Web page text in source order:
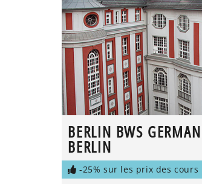
BERLIN BWS
BERLIN
-25% sur les prix des cours